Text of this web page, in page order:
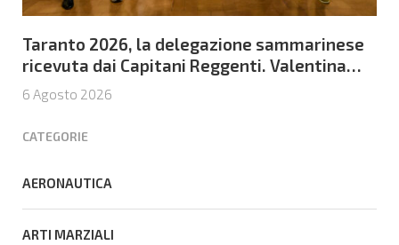
Taranto 2026, la delegazione sammarinese
ricevuta dai Capitani Reggenti. Valentina
Venerucci e Jacopo Frisoni i due
portabandiera
6 Agosto 2026
CATEGORIE
AERONAUTICA
ARTI MARZIALI